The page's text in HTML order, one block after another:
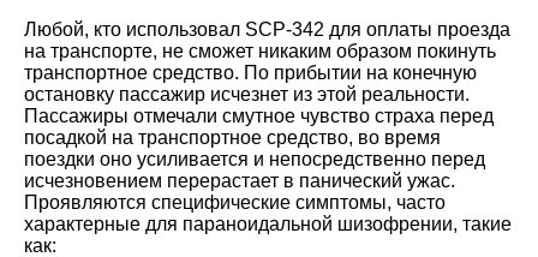
Любой, кто использовал SCP-342 для оплаты проезда
на транспорте, не сможет никаким образом покинуть
транспортное средство. По прибытии на конечную
остановку пассажир исчезнет из этой реальности.
Пассажиры отмечали смутное чувство страха перед
посадкой на транспортное средство, во время
поездки оно усиливается и непосредственно перед
исчезновением перерастает в панический ужас.
Проявляются специфические симптомы, часто
характерные для параноидальной шизофрении, такие
как: